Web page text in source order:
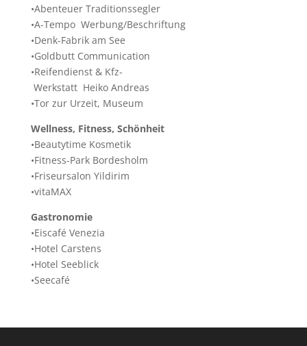
•Abenteuer Traditionssegler
•A-Tempo Werbung/Beschriftung
•Denk-Fabrik am See
•Goldbutt Communication
•Reifendienst & Kfz-
Werkstatt Heiko Andreas
•Tor zur Urzeit, Museum
Wellness, Fitness, Schönheit
•Beautytime Kosmetik
•Fitness-Park Bordesholm
•Friseursalon Yildirim
•vitaMAX
Gastronomie
•Eiscafé Venezia
•Hotel Carstens
•Hotel Seeblick
•Seecafé